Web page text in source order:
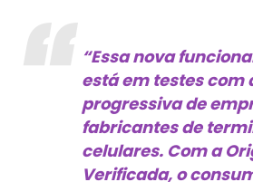
“Essa nova
está em testes com
progressiva de
fabricantes de
celulares. Com a
Verificada, o